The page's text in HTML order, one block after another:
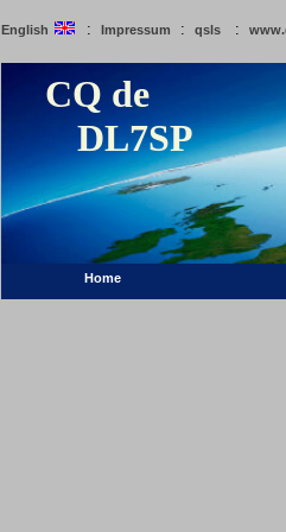
English : Impressum : qsls :
CQ de
DL7SP
Home